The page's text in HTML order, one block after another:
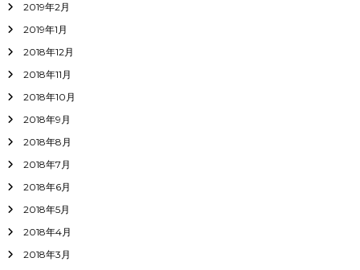
2019年2月
2019年1月
2018年12月
2018年11月
2018年10月
2018年9月
2018年8月
2018年7月
2018年6月
2018年5月
2018年4月
2018年3月